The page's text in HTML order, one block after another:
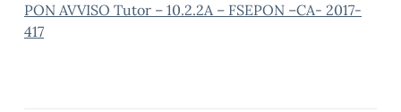
PON AVVISO Tutor – 10.2.2A – FSEPON –CA- 2017-
417